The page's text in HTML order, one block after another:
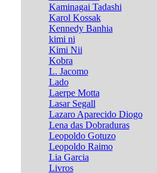
Kaminagai Tadashi
Karol Kossak
Kennedy Banhia
kimi ni
Kimi Nii
Kobra
L. Jacomo
Lado
Laerpe Motta
Lasar Segall
Lazaro Aparecido Diogo
Lena das Dobraduras
Leopoldo Gotuzo
Leopoldo Raimo
Lia Garcia
Livros